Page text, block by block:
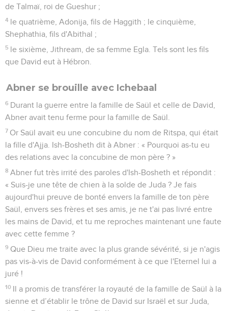
de Talmaï, roi de Gueshur ;
4 le quatrième, Adonija, fils de Haggith ; le cinquième,
Shephathia, fils d'Abithal ;
5 le sixième, Jithream, de sa femme Egla. Tels sont les fils
que David eut à Hébron.
Abner se brouille avec Ichebaal
6 Durant la guerre entre la famille de Saül et celle de David,
Abner avait tenu ferme pour la famille de Saül.
7 Or Saül avait eu une concubine du nom de Ritspa, qui était
la fille d'Ajja. Ish-Bosheth dit à Abner : « Pourquoi as-tu eu
des relations avec la concubine de mon père ? »
8 Abner fut très irrité des paroles d'Ish-Bosheth et répondit :
« Suis-je une tête de chien à la solde de Juda ? Je fais
aujourd'hui preuve de bonté envers la famille de ton père
Saül, envers ses frères et ses amis, je ne t'ai pas livré entre
les mains de David, et tu me reproches maintenant une faute
avec cette femme ?
9 Que Dieu me traite avec la plus grande sévérité, si je n'agis
pas vis-à-vis de David conformément à ce que l'Eternel lui a
juré !
10 Il a promis de transférer la royauté de la famille de Saül à la
sienne et d’établir le trône de David sur Israël et sur Juda,